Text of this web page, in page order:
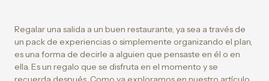
Regalar una salida a un buen restaurante, ya sea a través de
un pack de experiencias o simplemente organizando el plan,
es una forma de decirle a alguien que pensaste en él o en
ella. Es un regalo que se disfruta en el momento y se